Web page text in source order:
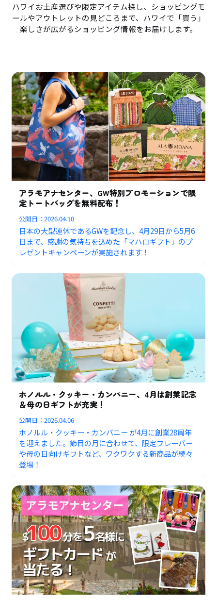
ハワイお土産選びや限定アイテム探し、ショッピングモ
ールやアウトレットの見どころまで、ハワイで「買う」
楽しさが広がるショッピング情報をお届けします。
アラモアナセンター、GW特別プロモーションで限
定トートバッグを無料配布！
公開日：2026.04.10
日本の大型連休であるGWを記念し、4月29日から5月6
日まで、感謝の気持ちを込めた「マハロギフト」のプ
レゼントキャンペーンが実施されます！
ホノルル・クッキー・カンパニー、4月は創業記念
＆母の日ギフトが充実！
公開日：2026.04.06
ホノルル・クッキー・カンパニー が4月に創業28周年
を迎えました。節目の月に合わせて、限定フレーバー
や母の日向けギフトなど、ワクワクする新商品が続々
登場！